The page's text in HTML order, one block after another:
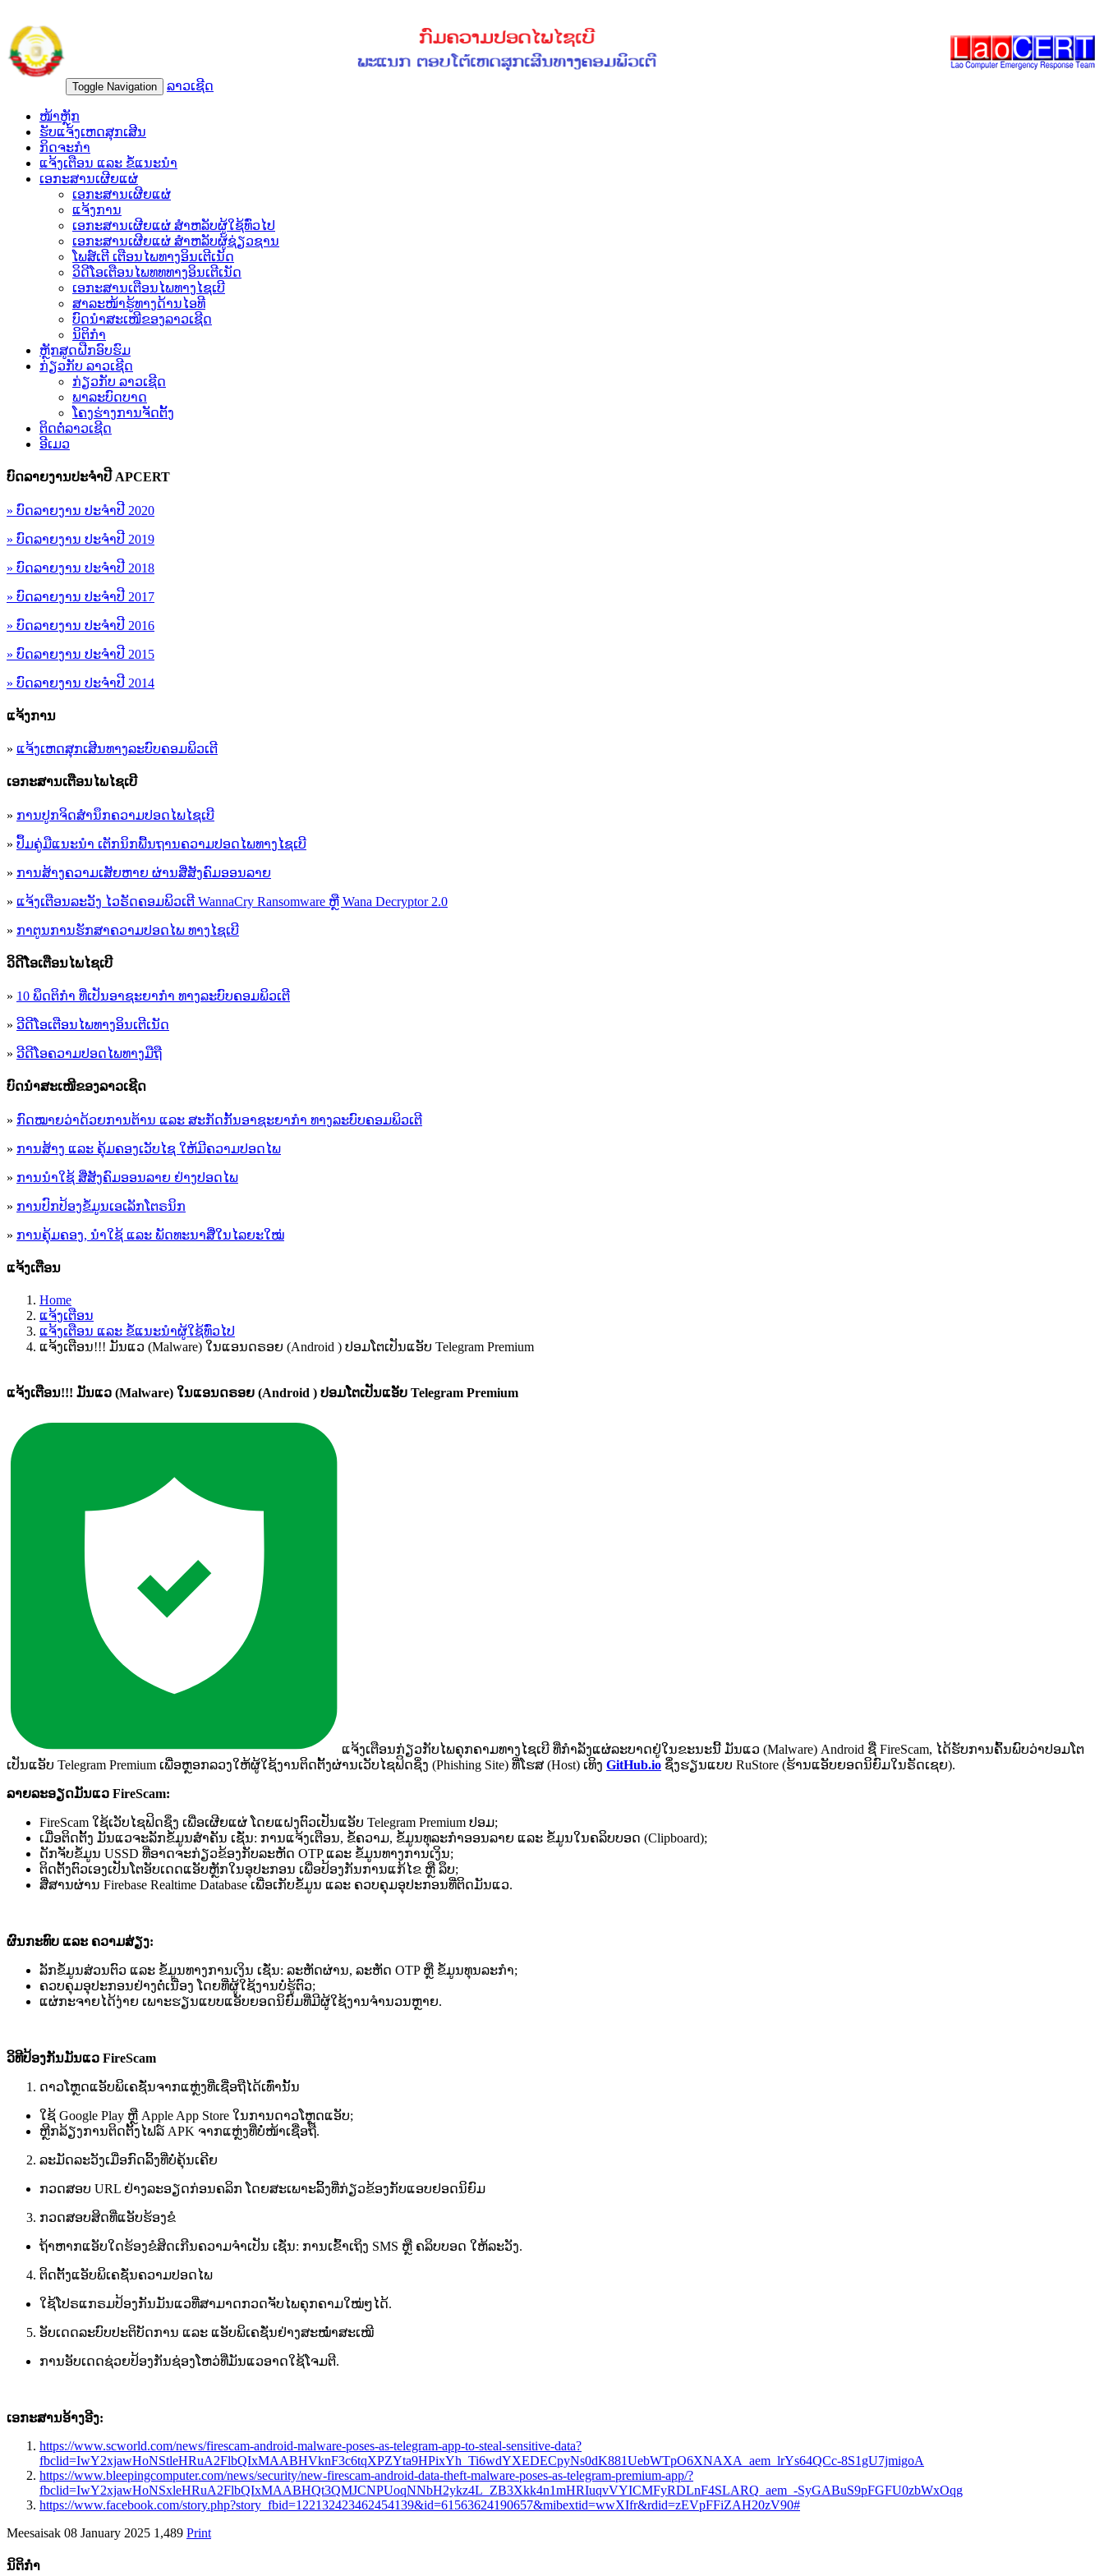
Toggle Navigation ລາວເຊີດ
ໜ້າຫຼັກ
ຮັບແຈ້ງເຫດສຸກເສີນ
ກິດຈະກຳ
ແຈ້ງເຕືອນ ແລະ ຂໍ້ແນະນຳ
ເອກະສານເຜີຍແຜ່
ເອກະສານເຜີຍແຜ່
ແຈ້ງການ
ເອກະສານເຜີຍແຜ່ ສຳຫລັບຜູ້ໃຊ້ທົ່ວໄປ
ເອກະສານເຜີຍແຜ່ ສຳຫລັບຜູ້ຊ່ຽວຊານ
ໂພສ໌ເຕີ ເຕືອນໄພທາງອິນເຕີເນັດ
ວິດີໂອເຕືອນໄພທທທາງອິນເຕີເນັດ
ເອ​ກະ​ສານເຕືອນໄພທາງໄຊເບີ
ສາລະໜ້າຮູ້ທາງດ້ານໄອທີ
ບົດນຳສະເໜີຂອງລາວເຊີດ
ນິຕິກຳ
ຫຼັກສູດຝືກອົບຮົມ
ກ່ຽວກັບ ລາວເຊີດ
ກ່ຽວກັບ ລາວເຊີດ
ພາລະບົດບາດ
ໂຄງຮ່າງການຈັດຕັ້ງ
ຕິດຕໍ່ລາວເຊີດ
ອີເມວ
ບົດລາຍງານປະຈຳປີ APCERT
» ບົດລາຍງານ ປະຈຳປີ 2020
» ບົດລາຍງານ ປະຈຳປີ 2019
» ບົດລາຍງານ ປະຈຳປີ 2018
» ບົດລາຍງານ ປະຈຳປີ 2017
» ບົດລາຍງານ ປະຈຳປີ 2016
» ບົດລາຍງານ ປະຈຳປີ 2015
» ບົດລາຍງານ ປະຈຳປີ 2014
ແຈ້ງການ
» ແຈ້ງເຫດສຸກເສີນທາງລະບົບຄອມພິວເຕີ
ເອ​ກະ​ສານເຕືອນໄພໄຊເບີ
» ການປູກຈິດສໍານຶກຄວາມປອດໄພໄຊເບີ
» ປຶ້ມຄູ່ມືແນະນໍາ ເຕັກນິກພື້ນຖານຄວາມປອດໄພທາງໄຊເບີ
» ການສ້າງຄວາມເສັຍຫາຍ ຜ່ານສື່ສັງຄົມອອນລາຍ
» ແຈ້ງເຕືອນລະວັງ ໄວຣັດຄອມພິວເຕີ WannaCry Ransomware ຫຼື Wana Decryptor 2.0
» ກາຕູນການຮັກສາຄວາມປອດໄພ ທາງໄຊເບີ
ວິດີໂອເຕືອນໄພໄຊເບີ
» 10 ພຶດຕິກໍາ ທີ່ເປັນອາຊະຍາກໍາ ທາງລະບົບຄອມພິວເຕີ
» ວີດີໂອເຕືອນໄພທາງອິນເຕີເນັດ
» ວ​ີ​ດີ​ໂອ​ຄວາມ​ປອດ​ໄພ​ທາງ​ມື​ຖື
ບົດນຳສະເໜີຂອງລາວເຊີດ
» ກົດໝາຍວ່າດ້ວຍການຕ້ານ ແລະ ສະກັດກັ້ນອາຊະຍາກຳ ທາງລະບົບຄອມພິວເຕີ
» ການສ້າງ ແລະ ຄຸ້ມຄອງເວັບໄຊ ໃຫ້ມີຄວາມປອດໄພ
» ການນຳໃຊ້ ສື່ສັງຄົມອອນລາຍ ຢ່າງປອດໄພ
» ການ​ປົກ​ປ້ອງ​ຂໍ້​ມູນ​ເອ​ເລັກ​ໂຕ​ຣ​ນິກ
» ການຄຸ້ມຄອງ, ນໍາໃຊ້ ແລະ ພັດທະນາສື່ໃນໄລຍະໃໝ່
ແຈ້ງເຕືອນ
Home
ແຈ້ງເຕືອນ
ແຈ້ງເຕືອນ ແລະ ຂໍ້ແນະນຳຜູ້ໃຊ້ທົ່ວໄປ
ແຈ້ງເຕືອນ!!! ມັນແວ (Malware) ໃນແອນດຣອຍ (Android ) ປອມໂຕເປັນແອັບ Telegram Premium
ແຈ້ງເຕືອນ!!! ມັນແວ (Malware) ໃນແອນດຣອຍ (Android ) ປອມໂຕເປັນແອັບ Telegram Premium
ແຈ້ງ​ເຕືອນ​ກ່ຽວກັບ​ໄພ​ຄຸກ​ຄາມທາງ​ໄຊ​ເບີ​ ​ທີ່​ກຳ​ລັງ​ແຜ່​ລະ​ບາດ​ຢູ່ໃນ​ຂະນະ​ນີ້​ ມັນ​ແວ​ (Malware)​ Android ຊື່​ FireScam, ໄດ້ຮັບ​ການ​ຄົ້ນ​ພົບ​ວ່າປອມໂ​ຕ​
ເປັນ​ແອັບ​ Telegram Premium ເພື່ອ​ຫຼອກລວງ​ໃຫ້​ຜູ້​ໃຊ້​ງານ​ຕິດ​ຕັ້ງ​ຜ່ານ​ເວັບ​ໄຊ​ຟິດ​ຊິ່ງ (Phishing Site) ​ທີ່​ໂຮສ (Host) ເທິງ​ GitHub.io ຊຶ່ງຮຽນ​ແບບ​ RuStore (ຮ້ານ​ແອັບຍອດ​ນິຍົມ​ໃນ​ຣັດ​ເຊຍ​).
ລາຍ​ລະ​ອຽດ​ມັນ​ແວ​ FireScam:
FireScam ໃຊ້​ເວັບ​ໄຊ​​ຟິດ​ຊິ່ງ​ ເພື່ອ​ເຜີຍແຜ່​ ໂດຍ​ແຝງ​ຕົວ​ເປັນ​ແອັບ​ Telegram Premium ປອມ​;
ເມື່ອ​ຕິດ​ຕັ້ງ​ ມັນ​ແວ​​ຈະ​ລັກ​ຂໍ້​ມູນ​ສຳຄັນ​ ເຊັ່ນ:​ ການ​ແຈ້ງ​ເຕືອນ​, ຂໍ້ຄວາມ​, ຂໍ້​ມູນ​ທຸລະ​ກຳ​ອອນ​ລາຍ ແລະ​ ຂໍ້​ມູນ​ໃນ​ຄລິບ​ບອດ (Clipboard)​;
ດັກ​ຈັບ​ຂໍ້​ມູນ​ USSD ທີ່​ອາດ​ຈະກ່ຽວ​ຂ້ອງ​ກັບ​ລະ​ຫັດ​ OTP ແລະ ​ຂໍ້​ມູນ​ທາງ​ການ​ເງິນ​;
ຕິດ​ຕັ້ງ​ຕົວ​ເອງ​ເປັນ​ໂຕອັບ​ເດດ​ແອັບ​ຫຼັກ​ໃນ​ອຸປະກອນ ​ເພື່ອ​ປ້ອງ​ກັນ​ການ​ແກ້​ໄຂ​ ຫຼື ​ລຶບ​;
ສື່​ສານ​ຜ່ານ​ Firebase Realtime Database ເພື່ອ​ເກັບ​ຂໍ້​ມູນ ​ແລະ ​ຄວບ​ຄຸມ​ອຸປະກອນ​ທີ່​ຕິດ​ມັນ​ແວ​.​
ຜົນ​ກະທົບ ​ແລະ​ ຄວາມ​ສ່ຽງ​:
ລັກ​ຂໍ້​ມູນ​ສ່ວນ​ຕົວ​ ແລະ​ ຂໍ້​ມູນ​ທາງ​ການ​ເງິນ​ ເຊັ່ນ​: ລະ​ຫັດ​ຜ່ານ,​ ລະ​ຫັດ​ OTP ຫຼື ​ຂໍ້​ມູນ​ທຸນລະກຳ​;
ຄວບ​ຄຸມ​ອຸປະກອນ​ຢ່າງ​ຕໍ່​ເນື່ອງ​ ໂດຍທີ່​ຜູ້​ໃຊ້​ງານ​ບໍ່​ຮູ້​ຕົວ​;
ແຜ່ກ​ະ​ຈາຍ​ໄດ້​ງ່າຍ​ ເພາະ​ຮຽນ​ແບບ​ແອັບ​ຍອດ​ນິຍົມ​ທີ່​ມີ​ຜູ້​ໃຊ້​ງານ​ຈຳນວນ​ຫຼາຍ​.
ວິທີ​ປ້ອງ​ກັນ​ມັນ​ແວ​​ FireScam
ດາວ​​ໂຫຼດ​ແອັບ​ພິເຄ​ຊັ່ນ​ຈາກ​ແຫຼ່ງ​ທີ່​ເຊື່ອ​ຖື​ໄດ້​ເທົ່າ​ນັ້ນ
ໃຊ້​ Google Play ຫຼື​ Apple App Store ໃນ​ການ​ດາວ​​ໂຫຼດ​ແອັບ​;
ຫຼີກ​ລ້ຽງ​ການ​ຕິດ​ຕັ້ງ​ໄຟລ໌ APK ຈາກ​ແຫຼ່ງ​ທີ່​ບໍ່​ໜ້າ​ເຊື່ອ​ຖື​.
ລະ​ມັດ​ລະ​ວັງ​ເມື່ອກົດ​ລິ້ງ​​ທີ່​ບໍ່​ຄຸ້ນ​ເຄີຍ​
ກວດ​ສອບ​ URL ຢ່າງ​ລະອຽດ​ກ່ອນ​ຄລິກ​ ໂດຍ​ສະເພາະ​ລິ້ງ​ທີ່​ກ່ຽວ​ຂ້ອງ​ກັບ​ແອບ​ຢອດ​ນິຍົມ​
ກວດ​ສອບ​ສິດ​ທີ່​ແອັບ​ຮ້ອງ​ຂໍ​
ຖ້າຫາກ​ແອັບ​ໃດ​ຮ້ອງ​ຂໍ​ສິດ​ເກີນ​ຄວາມ​ຈຳ​ເປັນ​ ເຊັ່ນ:​ ການ​ເຂົ້າ​ເຖິງ​ SMS ຫຼື ​ຄລິບ​ບອດ​ ໃຫ້​ລະ​ວັງ​.
ຕິດ​ຕັ້ງ​ແອັບ​ພິ​ເຄ​ຊັ່ນ​ຄວາມ​ປອດໄ​ພ
ໃຊ້​ໂປຣ​ແກຣມ​ປ້ອງ​ກັນ​ມັນ​ແວ​ທີ່​ສາມາດ​ກວດ​ຈັບໄ​ພ​ຄຸກ​ຄາມ​ໃໝ່​ໆ​ໄດ້.​
ອັບ​ເດດ​ລະບົບ​ປະຕິບັດການ ​ແລະ ​ແອັບ​ພິ​ເຄ​ຊັ່ນ​ຢ່າງ​ສ​ະໝໍ່າສະເໝີ​
ການ​ອັບ​ເດດ​ຊ່ວຍ​ປ້ອງ​ກັນ​ຊ່ອງ​ໂຫວ່​ທີ່​ມັນ​ແວ​ອາດ​ໃຊ້​ໂຈມ​ຕີ​.
ເອກະສານອ້າງອີງ:
https://www.scworld.com/news/firescam-android-malware-poses-as-telegram-app-to-steal-sensitive-data?
fbclid=IwY2xjawHoNStleHRuA2FlbQIxMAABHVknF3c6tqXPZYta9HPixYh_Ti6wdYXEDECpyNs0dK881UebWTpO6XNAXA_aem_lrYs64QCc-8S1gU7jmigoA
https://www.bleepingcomputer.com/news/security/new-firescam-android-data-theft-malware-poses-as-telegram-premium-app/?
fbclid=IwY2xjawHoNSxleHRuA2FlbQIxMAABHQt3QMJCNPUoqNNbH2ykz4L_ZB3Xkk4n1mHRIuqvVYICMFyRDLnF4SLARQ_aem_-SyGABuS9pFGFU0zbWxOqg
https://www.facebook.com/story.php?story_fbid=122132423462454139&id=61563624190657&mibextid=wwXIfr&rdid=zEVpFFiZAH20zV90#
Meesaisak 08 January 2025 1,489 Print
ນິ​ຕິ​ກໍາ